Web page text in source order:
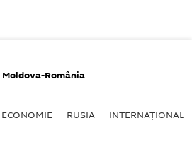
Moldova-România
ECONOMIE RUSIA INTERNAŢIONAL